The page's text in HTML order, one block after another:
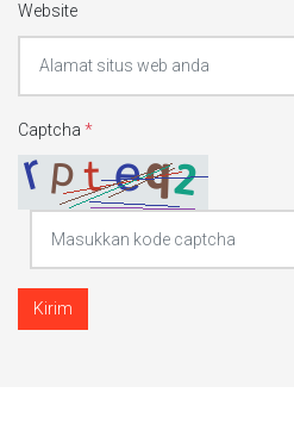
Website
Captcha *
Kirim